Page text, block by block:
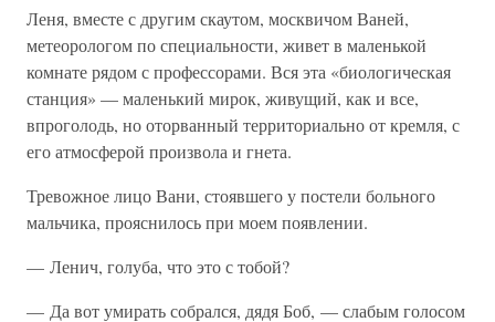
Леня, вместе с другим скаутом, москвичом Ваней,
метеорологом по специальности, живет в маленькой
комнате рядом с профессорами. Вся эта «биологическая
станция» — маленький мирок, живущий, как и все,
впроголодь, но оторванный территориально от кремля, с
его атмосферой произвола и гнета.
Тревожное лицо Вани, стоявшего у постели больного
мальчика, прояснилось при моем появлении.
— Ленич, голуба, что это с тобой?
— Да вот умирать собрался, дядя Боб, — слабым голосом